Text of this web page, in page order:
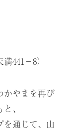
441−8）
かやまを再び
、
を通じて、山